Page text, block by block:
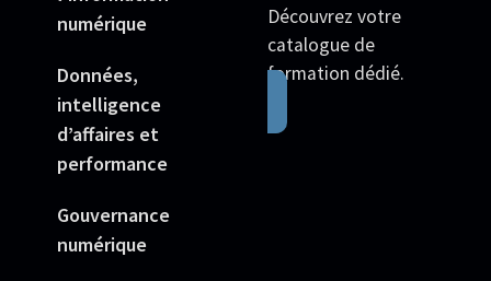
numérique
Données,
intelligence
d’affaires et
performance
Gouvernance
numérique
Découvrez votre
catalogue de
formation dédié.